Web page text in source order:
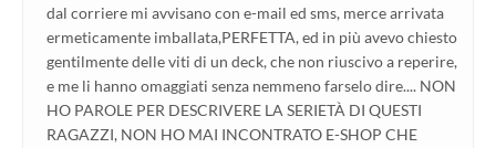
dal corriere mi avvisano con e-mail ed sms, merce arrivata
ermeticamente imballata,PERFETTA, ed in più avevo chiesto
gentilmente delle viti di un deck, che non riuscivo a reperire,
e me li hanno omaggiati senza nemmeno farselo dire.... NON
HO PAROLE PER DESCRIVERE LA SERIETÀ DI QUESTI
RAGAZZI, NON HO MAI INCONTRATO E-SHOP CHE